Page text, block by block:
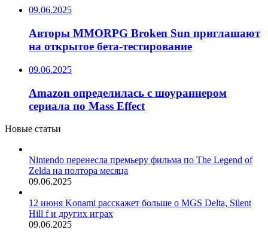
09.06.2025
Авторы MMORPG Broken Sun приглашают
на открытое бета-тестирование
09.06.2025
Amazon определилась с шоураннером
сериала по Mass Effect
Новые статьи
Nintendo перенесла премьеру фильма по The Legend of
Zelda на полтора месяца
09.06.2025
12 июня Konami расскажет больше о MGS Delta, Silent
Hill f и других играх
09.06.2025